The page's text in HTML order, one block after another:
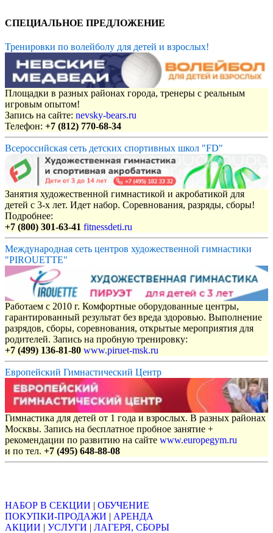
СПЕЦИАЛЬНОЕ ПРЕДЛОЖЕНИЕ
Тренировки по волейболу для детей и взрослых!
Площадки в разных районах города, тренеры с реальным
игровым опытом!
Запись на сайте: nevsky-bears.ru
Телефон: +7 (812) 770-68-34
Всероссийская сеть детских спортивных школ "FD"
Занятия художественной гимнастикой и акробатикой для
детей с 3-х лет. Идет набор. Соревнования, разряды, сборы!
Подробнее:
+7 (800) 301-63-41 fitnessdeti.ru
Международная сеть центров художественной гимнастики
"PIROUETTE"
Работаем с 2010 г. Комфортные оборудованные центры,
гарантированный результат без вреда здоровью. Выполнение
разрядов, сборы, соревнования, открытые мероприятия для
родителей. Запись на пробную тренировку:
+7 (499) 136-81-80 www.piruet-msk.ru
Европейский Гимнастический Центр
Гимнастика для детей от 1 года и взрослых. В разных районах
Москвы. Запись на бесплатное пробное занятие +
рекомендации по развитию на сайте www.europegym.ru
и по тел. +7 (495) 648-88-08
НАБОР В СЕКЦИИ | ОБУЧЕНИЕ
ПОКУПКИ-ПРОДАЖИ | АРЕНДА
АКЦИИ | УСЛУГИ | ЛАГЕРЯ, СБОРЫ